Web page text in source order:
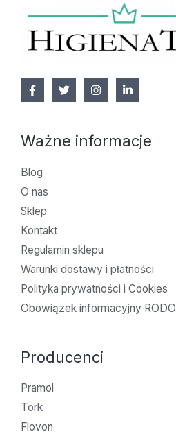
Ważne informacje
Blog
O nas
Sklep
Kontakt
Regulamin sklepu
Warunki dostawy i płatności
Polityka prywatności i Cookies
Obowiązek informacyjny RODO
Producenci
Pramol
Tork
Flovon